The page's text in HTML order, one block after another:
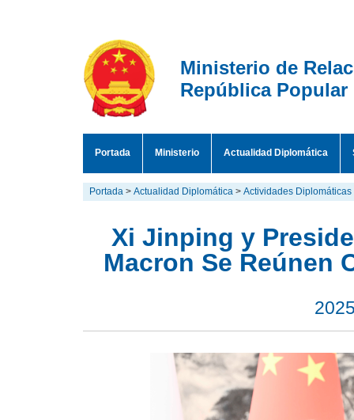
Ministerio de
República Popular
Portada Ministerio Actualidad Diplomática
Portada > Actualidad Diplomática > Actividades Diplomáticas
Xi Jinping y
Macron Se Reúnen